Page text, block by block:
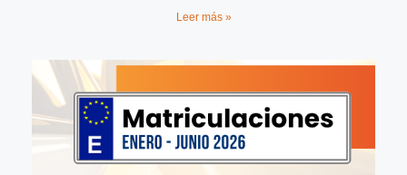
Leer más »